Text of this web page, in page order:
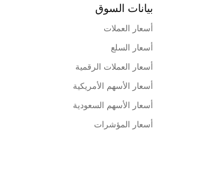
بيانات السوق
أسعار العملات
أسعار السلع
أسعار العملات الرقمية
أسعار الأسهم الأمريكية
أسعار الأسهم السعودية
أسعار المؤشرات